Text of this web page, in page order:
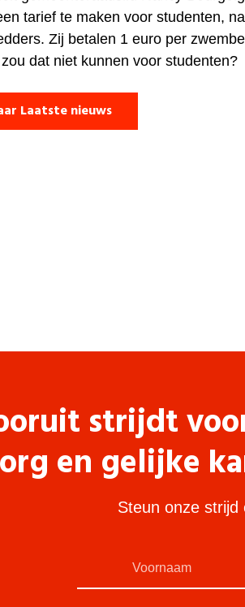
tarief te maken voor studenten,
Zij betalen 1 euro per
dat niet kunnen voor studenten?
Laatste nieuws
strijdt
en gelijke
Steun onze strijd